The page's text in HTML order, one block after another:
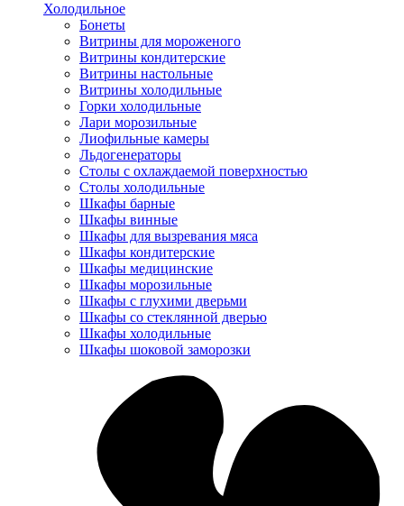
Холодильное
Бонеты
Витрины для мороженого
Витрины кондитерские
Витрины настольные
Витрины холодильные
Горки холодильные
Лари морозильные
Лиофильные камеры
Льдогенераторы
Столы с охлаждаемой поверхностью
Столы холодильные
Шкафы барные
Шкафы винные
Шкафы для вызревания мяса
Шкафы кондитерские
Шкафы медицинские
Шкафы морозильные
Шкафы с глухими дверьми
Шкафы со стеклянной дверью
Шкафы холодильные
Шкафы шоковой заморозки